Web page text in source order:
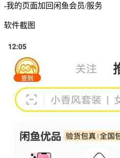
-我的页面加回闲鱼会员/服务
软件截图